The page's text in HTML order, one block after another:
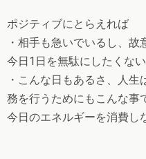
ポジティブにとらえれば
・相手も急いでいるし、
今日1日を無駄にしたくない
・こんな日もあるさ、人
務を行うためにもこんな事
今日のエネルギーを消費し